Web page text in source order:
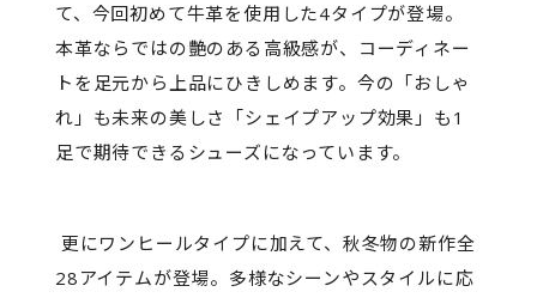
て、今回初めて牛革を使用した4タイプが登場。
本革ならではの艶のある高級感が、コーディネー
トを足元から上品にひきしめます。今の「おしゃ
れ」も未来の美しさ「シェイプアップ効果」も1
足で期待できるシューズになっています。
更にワンヒールタイプに加えて、秋冬物の新作全
28アイテムが登場。多様なシーンやスタイルに応